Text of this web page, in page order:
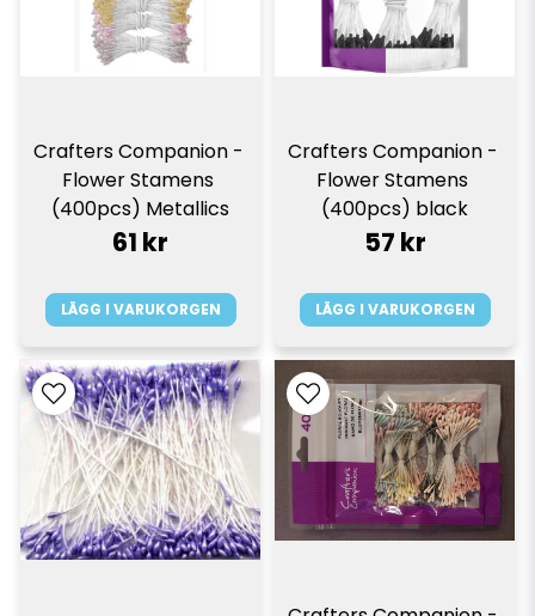
Crafters Companion -
Flower Stamens
(400pcs) Metallics
61 kr
LÄGG I VARUKORGEN
Crafters Companion -
Flower Stamens
(400pcs) black
57 kr
LÄGG I VARUKORGEN